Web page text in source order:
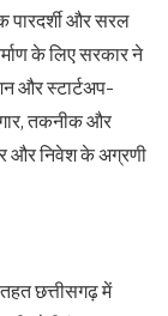
पारदर्शी और सरल
के लिए सरकार ने
और स्टार्टअप-
तकनीक और
और निवेश के अग्रणी
छत्तीसगढ़ में